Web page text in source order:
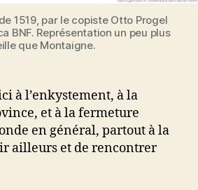
1519, par le copiste Otto Progel
BNF. Représentation un peu plus
que Montaigne.
à l’enkystement, à la
et à la fermeture
en général, partout à la
ailleurs et de rencontrer